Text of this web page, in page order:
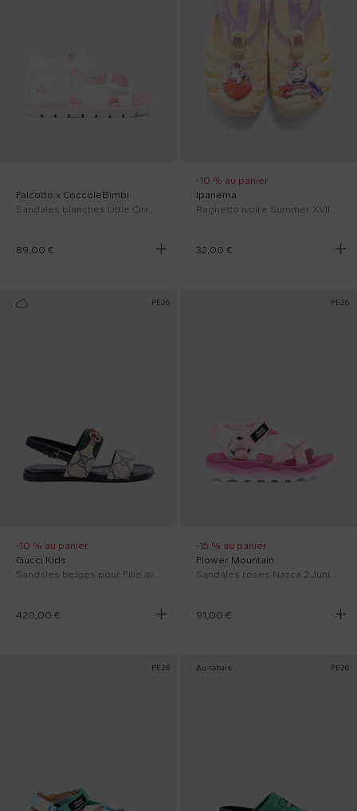
Falcotto x CoccoleBimbi
Sandales blanches Little Cirrus pour Bébé Fille
89,00 €
-10 % au panier
Ipanema
Ragnetto ivoire Summer XVII Bébé Fille
32,00 €
PE26
-10 % au panier
Gucci Kids
Sandales beiges pour Fille avec Web
420,00 €
PE26
-15 % au panier
Flower Mountain
Sandales roses Nazca 2 Junior pour Fille
91,00 €
PE26 Au rabais PE26